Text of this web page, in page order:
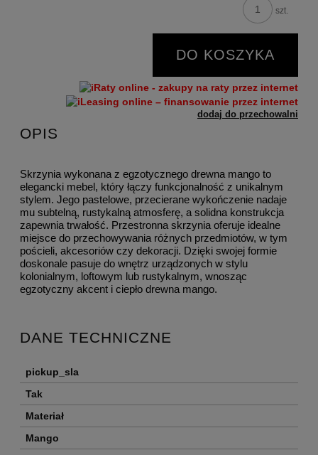
szt.
DO KOSZYKA
dodaj do przechowalni
OPIS
Skrzynia wykonana z egzotycznego drewna mango to
elegancki mebel, który łączy funkcjonalność z unikalnym
stylem. Jego pastelowe, przecierane wykończenie nadaje
mu subtelną, rustykalną atmosferę, a solidna konstrukcja
zapewnia trwałość. Przestronna skrzynia oferuje idealne
miejsce do przechowywania różnych przedmiotów, w tym
pościeli, akcesoriów czy dekoracji. Dzięki swojej formie
doskonale pasuje do wnętrz urządzonych w stylu
kolonialnym, loftowym lub rustykalnym, wnosząc
egzotyczny akcent i ciepło drewna mango.
DANE TECHNICZNE
pickup_sla
Tak
Materiał
Mango